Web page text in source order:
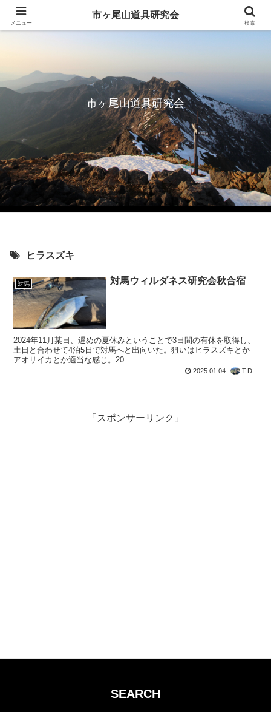
市ヶ尾山道具研究会
ヒラスズキ
対馬 対馬ウィルダネス研究会秋合宿
2024年11月某日、遅めの夏休みということで3日間の有休を取得し、
土日と合わせて4泊5日で対馬へと出向いた。狙いはヒラスズキとか
アオリイカとか適当な感じ。20...
2025.01.04 T.D.
「スポンサーリンク」
SEARCH
メニュー
市ヶ尾山道具研究会
検索